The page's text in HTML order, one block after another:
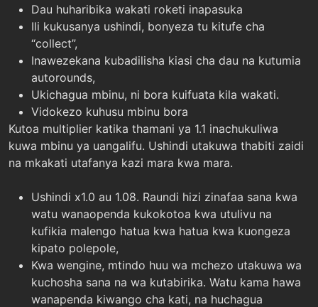
Dau huharibika wakati roketi inapasuka
Ili kukusanya ushindi, bonyeza tu kitufe cha
“collect”,
Inawezekana kubadilisha kiasi cha dau na kutumia
autorounds,
Ukichagua mbinu, ni bora kuifuata kila wakati.
Vidokezo kuhusu mbinu bora
Kutoa multiplier katika thamani ya 1.1 inachukuliwa
kuwa mbinu ya uangalifu. Ushindi utakuwa thabiti zaidi
na mkakati utafanya kazi mara kwa mara.
Ushindi x1.0 au 1.08. Raundi hizi zinafaa sana kwa
watu wanaopenda kukokotoa kwa utulivu na
kufikia malengo hatua kwa hatua kwa kuongeza
kipato polepole,
Kwa wengine, mtindo huu wa mchezo utakuwa wa
kuchosha sana na wa kutabirika. Watu kama hawa
wanapenda kiwango cha kati, na huchagua